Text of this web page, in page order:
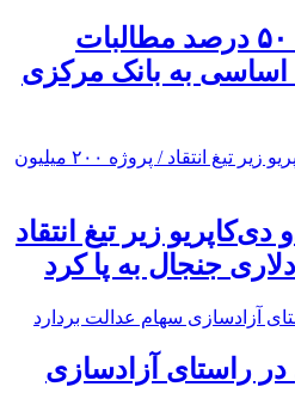
ابلاغ دستور پرداخت ۵۰ درصد مطالبات
اساسی به بانک مرکزی
زیر تیغ انتقاد
راستای آزادسازی